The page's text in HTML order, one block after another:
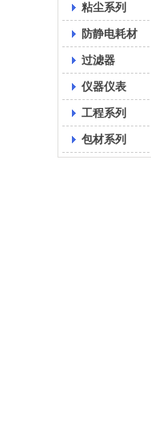
粘尘系列
防静电耗材
过滤器
仪器仪表
工程系列
包材系列